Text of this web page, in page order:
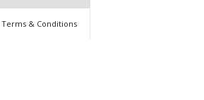
Terms & Conditions